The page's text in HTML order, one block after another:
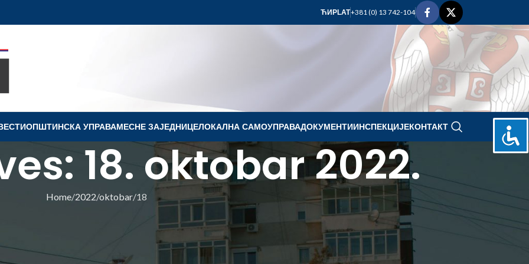
ЋИРLAT+381 (0) 13 742-104
OПШТИНСКА УПРАВАМЕСНЕ ЗАЈЕДНИЦЕЛОКАЛНА САМОУПРАВАДОКУМЕНТИИНСПЕКЦИЈЕКОНТАКТ
18. oktobar 2022.
Home 2022 oktobar 18
ЗА КОРИСНИКЕ
ГРЕЈАЊА
oktobar 2022.
U S Č P